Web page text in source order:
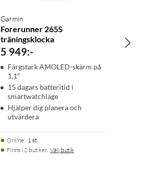
Garmin
Forerunner 265S
träningsklocka
5 949:-
Färgstark AMOLED-skärm på
1,1″
15 dagars batteritid i
smartwatchläge
Hjälper dig planera och
utvärdera
Online: 1 st
Finns i 2 butiker. Välj butik